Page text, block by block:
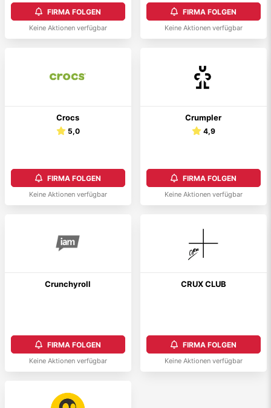
FIRMA FOLGEN
Keine Aktionen verfügbar
FIRMA FOLGEN
Keine Aktionen verfügbar
Crocs
5,0
FIRMA FOLGEN
Keine Aktionen verfügbar
Crumpler
4,9
FIRMA FOLGEN
Keine Aktionen verfügbar
Crunchyroll
FIRMA FOLGEN
Keine Aktionen verfügbar
CRUX CLUB
FIRMA FOLGEN
Keine Aktionen verfügbar